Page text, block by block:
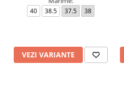
40 38.5 37.5 38
VEZI VARIANTE